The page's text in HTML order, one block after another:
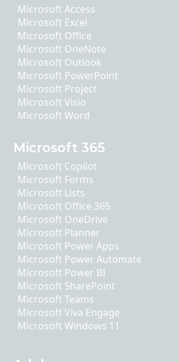
Microsoft Access
Microsoft Excel
Microsoft Office
Microsoft OneNote
Microsoft Outlook
Microsoft PowerPoint
Microsoft Project
Microsoft Visio
Microsoft Word
Microsoft 365
Microsoft Copilot
Microsoft Forms
Microsoft Lists
Microsoft Office 365
Microsoft OneDrive
Microsoft Planner
Microsoft Power Apps
Microsoft Power Automate
Microsoft Power BI
Microsoft SharePoint
Microsoft Teams
Microsoft Viva Engage
Microsoft Windows 11